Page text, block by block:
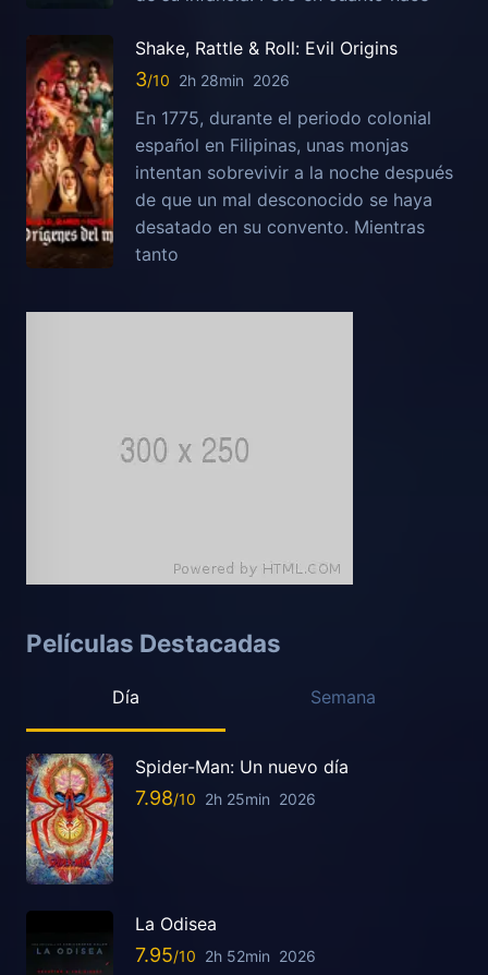
Shake, Rattle & Roll: Evil Origins
3 2h 28min 2026
En 1775, durante el periodo colonial
español en Filipinas, unas monjas
intentan sobrevivir a la noche después
de que un mal desconocido se haya
desatado en su convento. Mientras
tanto
Películas Destacadas
Día Semana
Spider-Man: Un nuevo día
7.98 2h 25min 2026
La Odisea
7.95 2h 52min 2026